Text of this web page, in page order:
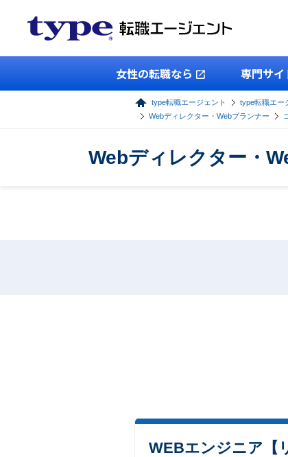
女性の転職なら 専門サイ
type転職エージェント type転職エー
Webディレクター・Webプランナー
Webディレクター・
WEBエンジニア【